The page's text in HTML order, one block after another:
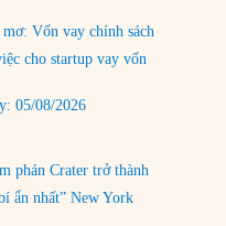
Vốn vay chính sách
cho startup vay vốn
05/08/2026
phán Crater trở thành
ẩn nhất” New York